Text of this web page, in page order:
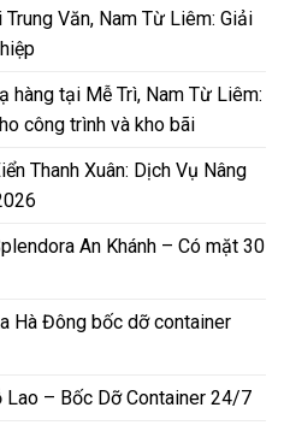
Văn, Nam Từ Liêm: Giải
hàng tại Mễ Trì, Nam Từ Liêm:
công trình và kho bãi
Thanh Xuân: Dịch Vụ Nâng
An Khánh – Có mặt 30
Hà Đông bốc dỡ container
Lao – Bốc Dỡ Container 24/7